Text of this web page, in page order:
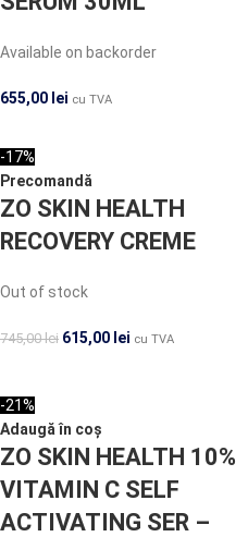
Available on backorder
655,00 lei cu TVA
-17%
Precomandă
ZO SKIN HEALTH
RECOVERY CREME
Out of stock
745,00lei 615,00 lei cu TVA
-21%
Adaugă în coș
ZO SKIN HEALTH 10%
VITAMIN C SELF
ACTIVATING SER –